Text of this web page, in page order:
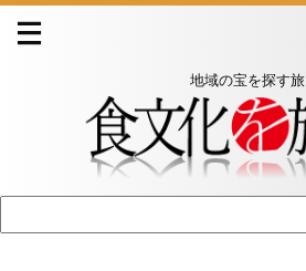
地域の宝を探す旅